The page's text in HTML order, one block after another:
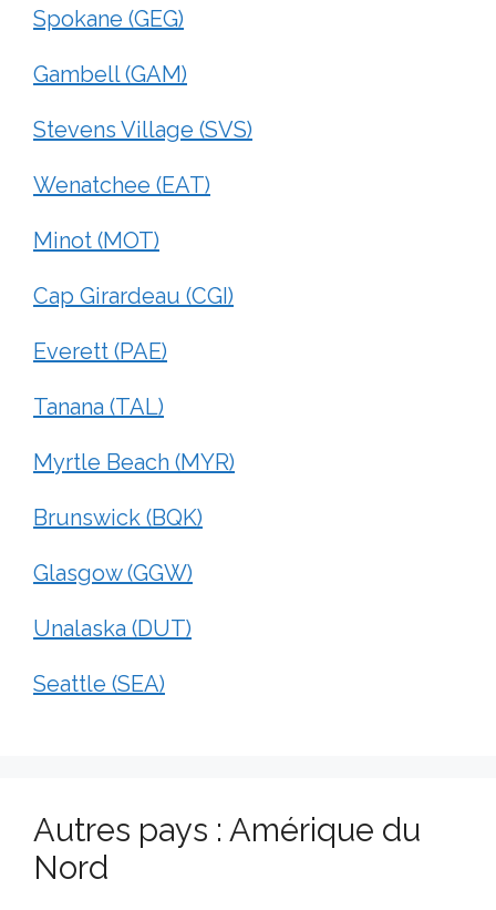
Spokane (GEG)
Gambell (GAM)
Stevens Village (SVS)
Wenatchee (EAT)
Minot (MOT)
Cap Girardeau (CGI)
Everett (PAE)
Tanana (TAL)
Myrtle Beach (MYR)
Brunswick (BQK)
Glasgow (GGW)
Unalaska (DUT)
Seattle (SEA)
Autres pays : Amérique du
Nord